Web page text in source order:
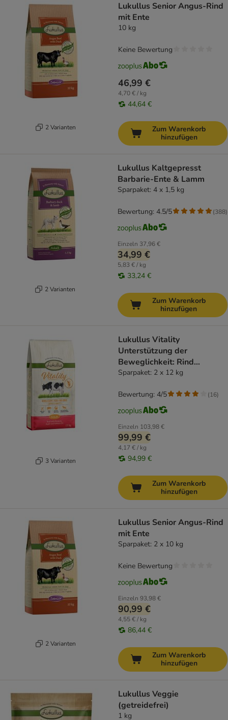
2 Varianten
Lukullus Senior Angus-Rind
mit Ente
10 kg
46,99 €
4,70 € / kg
44,64 €
Keine Bewertung
Zum Warenkorb
hinzufügen
2 Varianten
Lukullus Kaltgepresst
Barbarie-Ente & Lamm
Sparpaket: 4 x 1,5 kg
Einzeln 37,96 €
34,99 €
5,83 € / kg
33,24 €
Bewertung: 4.5/5 (388)
Zum Warenkorb
hinzufügen
3 Varianten
Lukullus Vitality
Unterstützung der
Beweglichkeit: Rind
(getreidefrei)
Sparpaket: 2 x 12 kg
Einzeln 103,98 €
99,99 €
4,17 € / kg
94,99 €
Bewertung: 4/5 (16)
Zum Warenkorb
hinzufügen
2 Varianten
Lukullus Senior Angus-Rind
mit Ente
Sparpaket: 2 x 10 kg
Einzeln 93,98 €
90,99 €
4,55 € / kg
86,44 €
Keine Bewertung
Zum Warenkorb
hinzufügen
Lukullus Veggie
(getreidefrei)
1 kg